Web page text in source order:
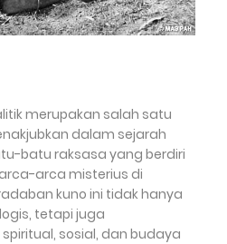
merupakan salah satu
dalam sejarah
batu raksasa yang berdiri
arca misterius di
kuno ini tidak hanya
tetapi juga
sosial, dan budaya